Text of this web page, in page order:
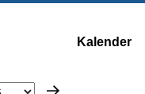
Kalender